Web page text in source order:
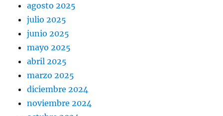
agosto 2025
julio 2025
junio 2025
mayo 2025
abril 2025
marzo 2025
diciembre 2024
noviembre 2024